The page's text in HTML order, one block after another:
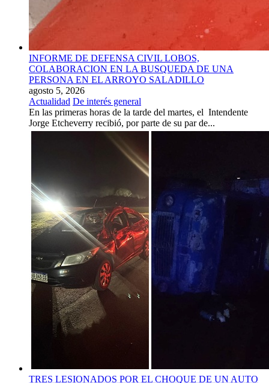
INFORME DE DEFENSA CIVIL LOBOS,
COLABORACION EN LA BUSQUEDA DE UNA
PERSONA EN EL ARROYO SALADILLO
agosto 5, 2026
Actualidad De interés general
En las primeras horas de la tarde del martes, el Intendente
Jorge Etcheverry recibió, por parte de su par de...
TRES LESIONADOS POR EL CHOQUE DE UN AUTO